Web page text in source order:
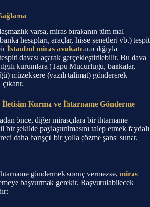
varsa, miras bırakanın tüm mal
banka hesapları, araçlar, hisse senetleri vb.) tespit
İstanbul miras avukatı aracılığıyla
davası açarak gerçekleştirilebilir. Bu dava
ilgili kurumlara (Tapu Müdürlüğü, bankalar,
müzekkere (yazılı talimat) göndererek
İletişim Kurma ve İhtarname Gönderme
önce, diğer mirasçılara bir ihtarname
bir şekilde paylaştırılmasını talep etmek faydalı
daha barışçıl bir yolla çözme şansı sunar.
göndermek sonuç vermezse, miras
başvurmak gerekir. Başvurulabilecek